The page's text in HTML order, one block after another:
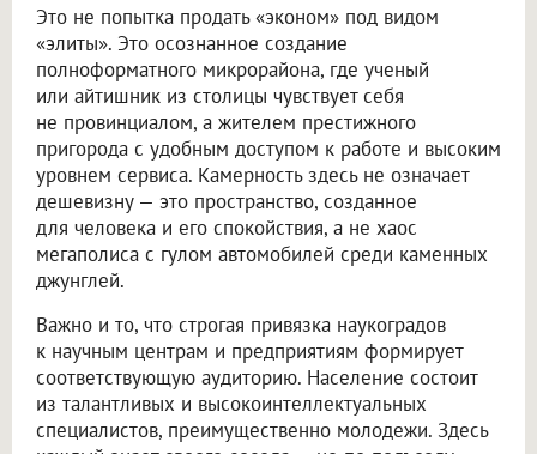
Это не попытка продать «эконом» под видом
«элиты». Это осознанное создание
полноформатного микрорайона, где ученый
или айтишник из столицы чувствует себя
не провинциалом, а жителем престижного
пригорода с удобным доступом к работе и высоким
уровнем сервиса. Камерность здесь не означает
дешевизну — это пространство, созданное
для человека и его спокойствия, а не хаос
мегаполиса с гулом автомобилей среди каменных
джунглей.
Важно и то, что строгая привязка наукоградов
к научным центрам и предприятиям формирует
соответствующую аудиторию. Население состоит
из талантливых и высокоинтеллектуальных
специалистов, преимущественно молодежи. Здесь